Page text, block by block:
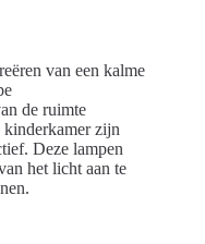
van een kalme
de ruimte
zijn
Deze lampen
het licht aan te